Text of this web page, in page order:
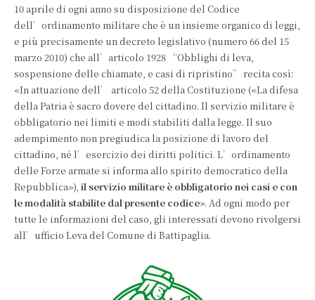
10 aprile di ogni anno su disposizione del Codice
dell’ordinamento militare che è un insieme organico di leggi,
e più precisamente un decreto legislativo (numero 66 del 15
marzo 2010) che all’articolo 1928 “Obblighi di leva,
sospensione delle chiamate, e casi di ripristino” recita così:
«In attuazione dell’ articolo 52 della Costituzione («La difesa
della Patria è sacro dovere del cittadino. Il servizio militare è
obbligatorio nei limiti e modi stabiliti dalla legge. Il suo
adempimento non pregiudica la posizione di lavoro del
cittadino, né l’esercizio dei diritti politici. L’ordinamento
delle Forze armate si informa allo spirito democratico della
Repubblica»), il servizio militare è obbligatorio nei casi e con
le modalità stabilite dal presente codice». Ad ogni modo per
tutte le informazioni del caso, gli interessati devono rivolgersi
all’ufficio Leva del Comune di Battipaglia.